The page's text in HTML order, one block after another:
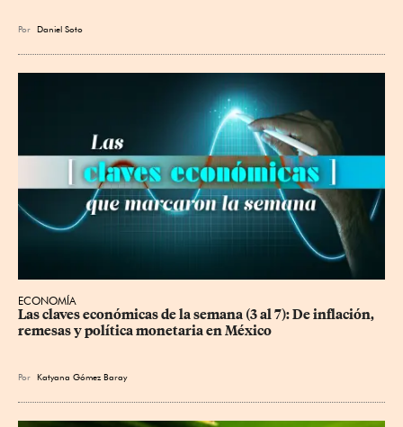
Por Daniel Soto
ECONOMÍA
Las claves económicas de la semana (3 al 7): De inflación,
remesas y política monetaria en México
Por Katyana Gómez Baray